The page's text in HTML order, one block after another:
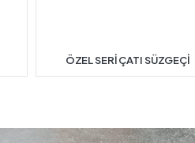
ÖZEL SERİ ÇATI SÜZGEÇİ